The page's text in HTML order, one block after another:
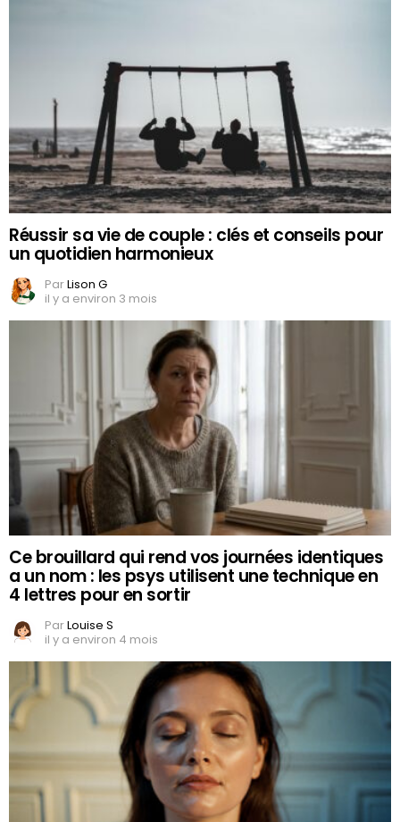
Réussir sa vie de couple : clés et conseils pour
un quotidien harmonieux
ParLison G
il y a environ 3 mois
Ce brouillard qui rend vos journées identiques
a un nom : les psys utilisent une technique en
4 lettres pour en sortir
ParLouise S
il y a environ 4 mois